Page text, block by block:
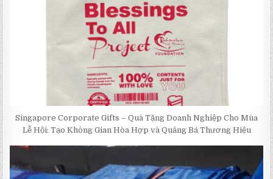
Singapore Corporate Gifts – Quà Tặng Doanh Nghiệp Cho Mùa
Lễ Hội: Tạo Không Gian Hòa Hợp và Quảng Bá Thương Hiệu